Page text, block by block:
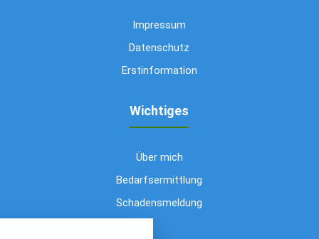
Impressum
Datenschutz
Erstinformation
Wichtiges
Über mich
Bedarfsermittlung
Schadensmeldung